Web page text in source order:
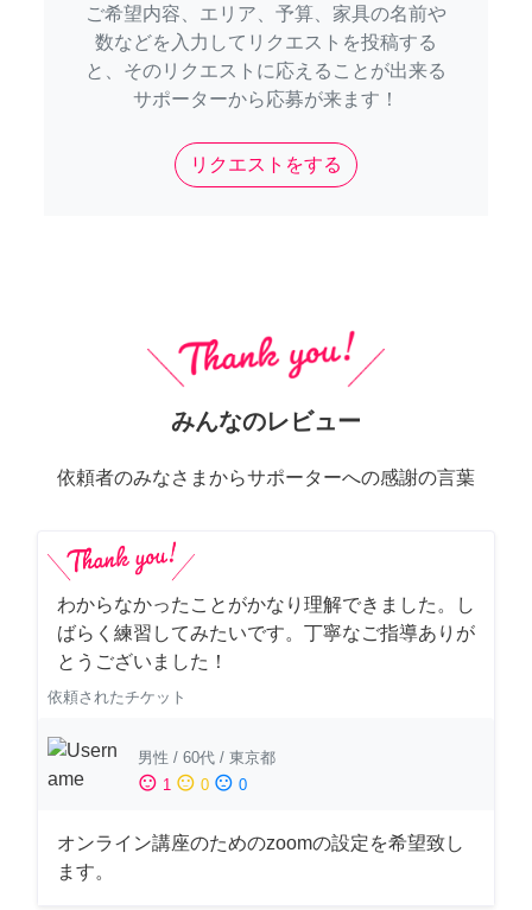
ご希望内容、エリア、予算、家具の名前や
数などを入力してリクエストを投稿する
と、そのリクエストに応えることが出来る
サポーターから応募が来ます！
リクエストをする
みんなのレビュー
依頼者のみなさまからサポーターへの感謝の言葉
わからなかったことがかなり理解できました。し
ばらく練習してみたいです。丁寧なご指導ありが
とうございました！
依頼されたチケット
男性 / 60代 / 東京都
sentiment_satisfied 1 sentiment_neutral 0 sentiment_dissatisfied 0
オンライン講座のためのzoomの設定を希望致し
ます。